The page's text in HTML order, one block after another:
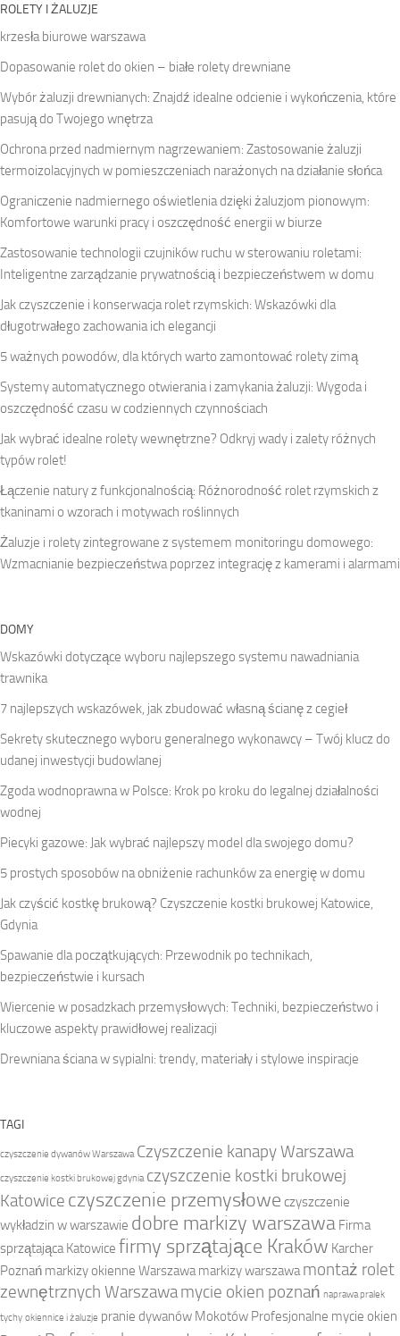
ROLETY I ŻALUZJE
krzesła biurowe warszawa
Dopasowanie rolet do okien – białe rolety drewniane
Wybór żaluzji drewnianych: Znajdź idealne odcienie i wykończenia, które
pasują do Twojego wnętrza
Ochrona przed nadmiernym nagrzewaniem: Zastosowanie żaluzji
termoizolacyjnych w pomieszczeniach narażonych na działanie słońca
Ograniczenie nadmiernego oświetlenia dzięki żaluzjom pionowym:
Komfortowe warunki pracy i oszczędność energii w biurze
Zastosowanie technologii czujników ruchu w sterowaniu roletami:
Inteligentne zarządzanie prywatnością i bezpieczeństwem w domu
Jak czyszczenie i konserwacja rolet rzymskich: Wskazówki dla
długotrwałego zachowania ich elegancji
5 ważnych powodów, dla których warto zamontować rolety zimą
Systemy automatycznego otwierania i zamykania żaluzji: Wygoda i
oszczędność czasu w codziennych czynnościach
Jak wybrać idealne rolety wewnętrzne? Odkryj wady i zalety różnych
typów rolet!
Łączenie natury z funkcjonalnością: Różnorodność rolet rzymskich z
tkaninami o wzorach i motywach roślinnych
Żaluzje i rolety zintegrowane z systemem monitoringu domowego:
Wzmacnianie bezpieczeństwa poprzez integrację z kamerami i alarmami
DOMY
Wskazówki dotyczące wyboru najlepszego systemu nawadniania
trawnika
7 najlepszych wskazówek, jak zbudować własną ścianę z cegieł
Sekrety skutecznego wyboru generalnego wykonawcy – Twój klucz do
udanej inwestycji budowlanej
Zgoda wodnoprawna w Polsce: Krok po kroku do legalnej działalności
wodnej
Piecyki gazowe: Jak wybrać najlepszy model dla swojego domu?
5 prostych sposobów na obniżenie rachunków za energię w domu
Jak czyścić kostkę brukową? Czyszczenie kostki brukowej Katowice,
Gdynia
Spawanie dla początkujących: Przewodnik po technikach,
bezpieczeństwie i kursach
Wiercenie w posadzkach przemysłowych: Techniki, bezpieczeństwo i
kluczowe aspekty prawidłowej realizacji
Drewniana ściana w sypialni: trendy, materiały i stylowe inspiracje
TAGI
czyszczenie dywanów Warszawa Czyszczenie kanapy Warszawa
czyszczenie kostki brukowej gdynia czyszczenie kostki brukowej
Katowice czyszczenie przemysłowe czyszczenie
wykładzin w warszawie dobre markizy warszawa Firma
sprzątająca Katowice firmy sprzątające Kraków Karcher
Poznań markizy okienne Warszawa markizy warszawa montaż rolet
zewnętrznych Warszawamycie okien poznań naprawa pralek
tychy okiennice i żaluzje pranie dywanów Mokotów Profesjonalne mycie okien